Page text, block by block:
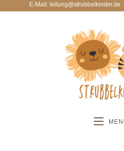
E-Mail: leitung@strubbelkinder.de